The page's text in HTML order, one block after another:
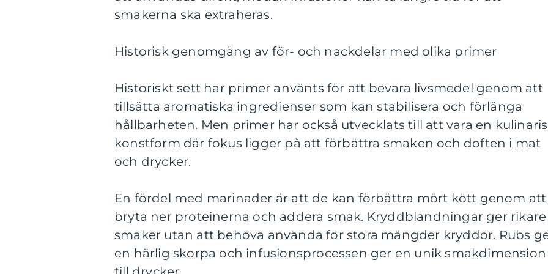
smakerna ska extraheras.
Historisk genomgång av för- och nackdelar med olika primer
Historiskt sett har primer använts för att bevara livsmedel genom att
tillsätta aromatiska ingredienser som kan stabilisera och förlänga
hållbarheten. Men primer har också utvecklats till att vara en
konstform där fokus ligger på att förbättra smaken och doften i mat
och drycker.
En fördel med marinader är att de kan förbättra mört kött genom att
bryta ner proteinerna och addera smak. Kryddblandningar ger rikare
smaker utan att behöva använda för stora mängder kryddor. Rubs
en härlig skorpa och infusionsprocessen ger en unik smakdimension